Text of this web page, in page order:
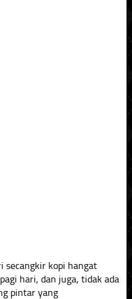
secangkir kopi hangat
hari, dan juga, tidak ada
pintar yang